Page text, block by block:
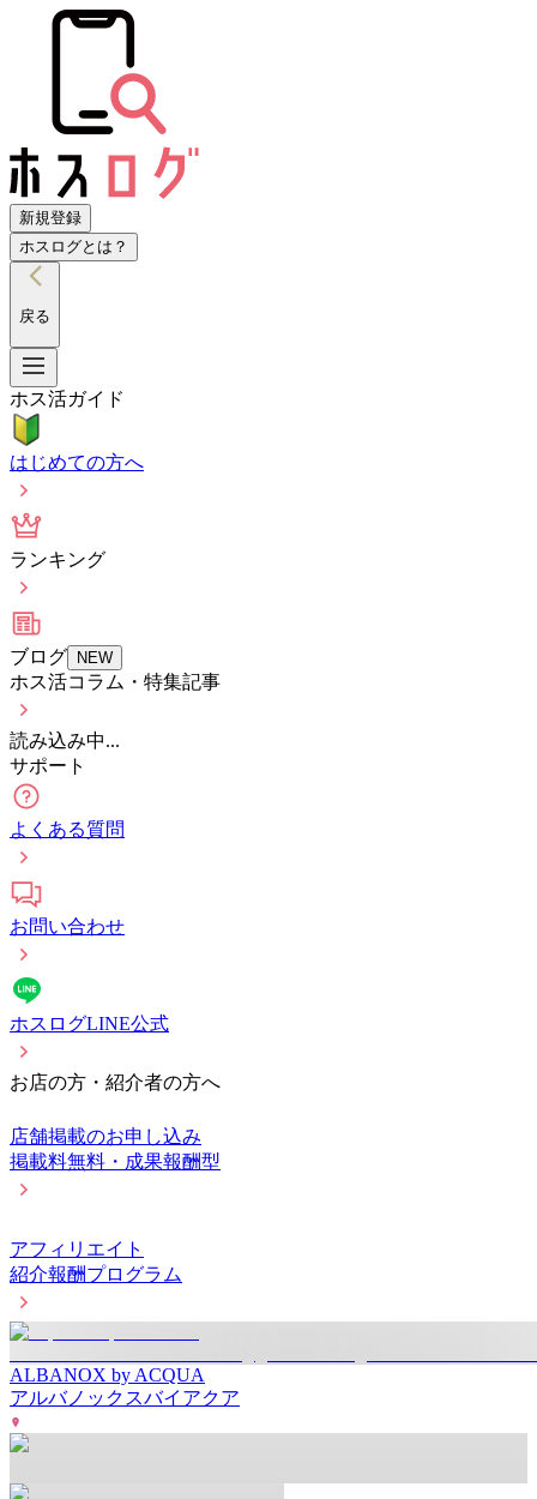
新規登録
ホスログとは？
戻る
ホス活ガイド
はじめての方へ
ランキング
ブログ NEW
ホス活コラム・特集記事
読み込み中...
サポート
よくある質問
お問い合わせ
ホスログLINE公式
お店の方・紹介者の方へ
店舗掲載のお申し込み
掲載料無料・成果報酬型
アフィリエイト
紹介報酬プログラム
ALBANOX by ACQUA
アルバノックスバイアクア